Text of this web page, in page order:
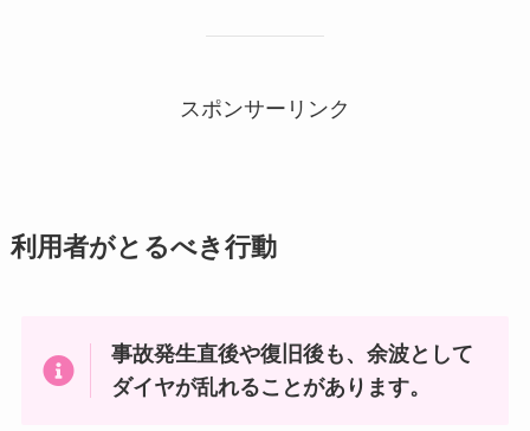
スポンサーリンク
利用者がとるべき行動
事故発生直後や復旧後も、余波として
ダイヤが乱れることがあります。